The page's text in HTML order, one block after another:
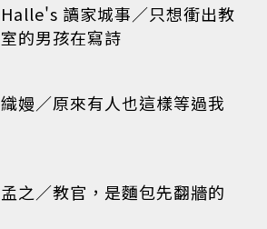
Halle's 讀家城事／只想衝出教
室的男孩在寫詩
織嫚／原來有人也這樣等過我
孟之／教官，是麵包先翻牆的